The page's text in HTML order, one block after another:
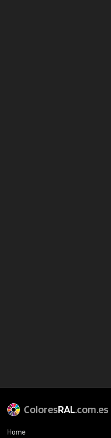
ColoresRAL.com.es
Home